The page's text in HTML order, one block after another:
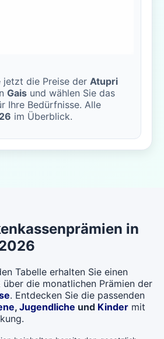
jetzt die Preise der Atupri
Gais und wählen Sie das
Ihre Bedürfnisse. Alle
im Überblick.
in
Tabelle erhalten Sie einen
die monatlichen Prämien der
. Entdecken Sie die passenden
, Jugendliche und Kinder mit